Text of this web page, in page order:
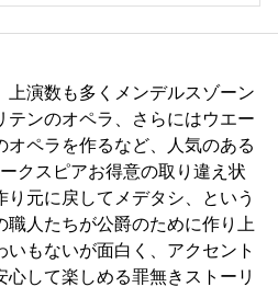
上演数も多くメンデルスゾーン
テンのオペラ、さらにはウエー
オペラを作るなど、人気のある
クスピアお得意の取り違え状
り元に戻してメデタシ、という
職人たちが公爵のために作り上
いもないが面白く、アクセント
心して楽しめる罪無きストーリ